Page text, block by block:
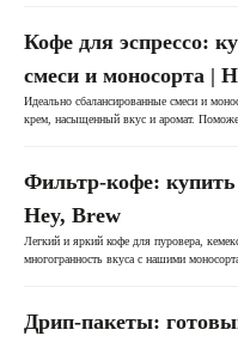
Кофе для эспрессо:
смеси и моносорта |
Идеально сбалансированные смеси и
крем, насыщенный вкус и аромат.
Фильтр-кофе:
Hey, Brew
Легкий и яркий кофе для пуровера,
многогранность вкуса с нашими
Дрип-пакеты: